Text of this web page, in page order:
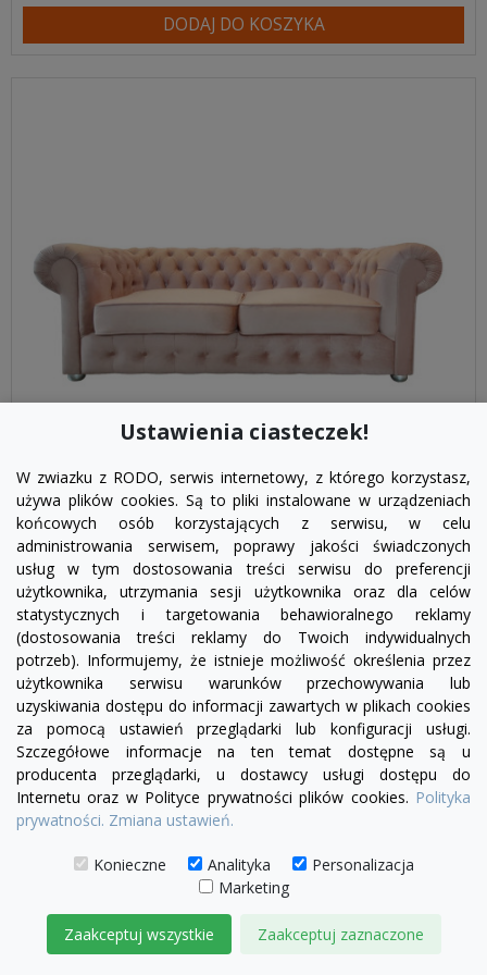
DODAJ DO KOSZYKA
visibility
żółtyzielonyczerwony
czekoladowy
miętowy
błękitny
turkusowy
+28
Sofa Chesterfield March z funkcją spania 3 os.
5 060,00 zł
DODAJ DO KOSZYKA
Ustawienia ciasteczek!
W zwiazku z RODO, serwis internetowy, z którego korzystasz,
używa plików cookies. Są to pliki instalowane w urządzeniach
końcowych osób korzystających z serwisu, w celu
administrowania serwisem, poprawy jakości świadczonych
usług w tym dostosowania treści serwisu do preferencji
użytkownika, utrzymania sesji użytkownika oraz dla celów
statystycznych i targetowania behawioralnego reklamy
(dostosowania treści reklamy do Twoich indywidualnych
potrzeb). Informujemy, że istnieje możliwość określenia przez
użytkownika serwisu warunków przechowywania lub
uzyskiwania dostępu do informacji zawartych w plikach cookies
za pomocą ustawień przeglądarki lub konfiguracji usługi.
Szczegółowe informacje na ten temat dostępne są u
producenta przeglądarki, u dostawcy usługi dostępu do
Internetu oraz w Polityce prywatności plików cookies. Polityka
prywatności. Zmiana ustawień.
Konieczne Analityka
Personalizacja
Marketing
Zaakceptuj wszystkie Zaakceptuj zaznaczone